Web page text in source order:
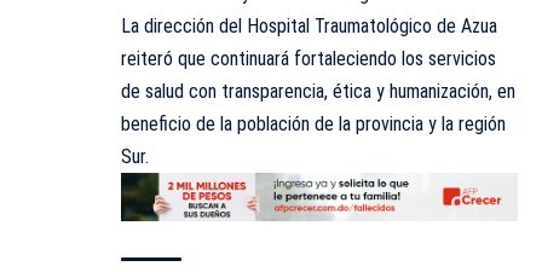
La dirección del Hospital Traumatológico de Azua
reiteró que continuará fortaleciendo los servicios
de salud con transparencia, ética y humanización, en
beneficio de la población de la provincia y la región
Sur.